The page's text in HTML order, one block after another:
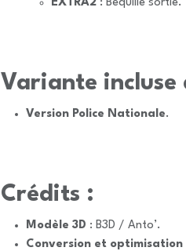
EXTRA2 : Béquille sortie.
Variante incluse
Version Police Nationale.
Crédits :
Modèle 3D : B3D / Anto’.
Conversion et optimisation